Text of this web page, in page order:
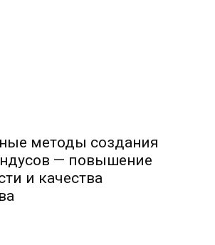
методы создания
— повышение
и качества